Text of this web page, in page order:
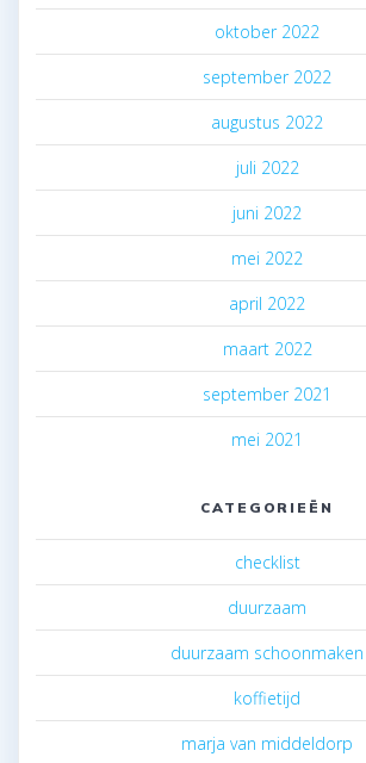
oktober 2022
september 2022
augustus 2022
juli 2022
juni 2022
mei 2022
april 2022
maart 2022
september 2021
mei 2021
CATEGORIEËN
checklist
duurzaam
duurzaam schoonmaken
koffietijd
marja van middeldorp